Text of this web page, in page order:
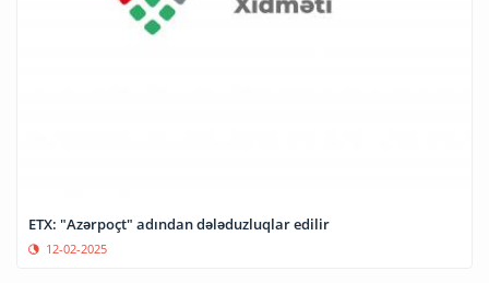
ETX: "Azərpoçt" adından dələduzluqlar edilir
12-02-2025